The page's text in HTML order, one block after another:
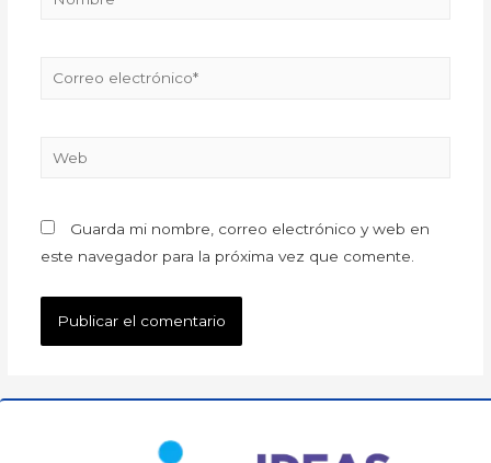
Guarda mi nombre, correo electrónico y web en
este navegador para la próxima vez que comente.